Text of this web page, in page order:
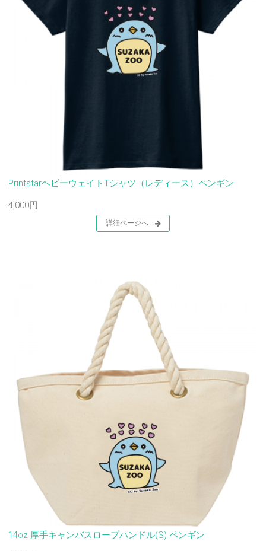
PrintstarヘビーウェイトTシャツ（レディース）ペンギン
4,000円
詳細ページへ
14oz 厚手キャンバスロープハンドル(S) ペンギン